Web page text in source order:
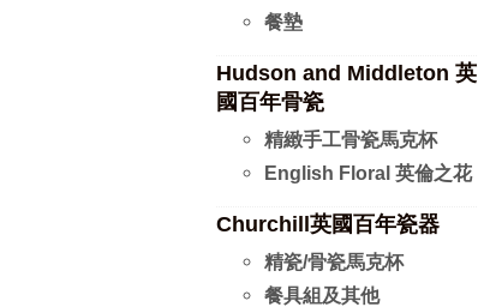
餐墊
Hudson and Middleton 英
國百年骨瓷
精緻手工骨瓷馬克杯
English Floral 英倫之花
Churchill英國百年瓷器
精瓷/骨瓷馬克杯
餐具組及其他